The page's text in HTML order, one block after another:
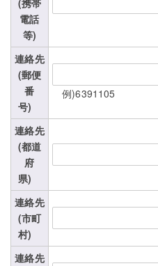
(携帯
電話
等)
連絡先
(郵便
番
号)
例)6391105
連絡先
(都道
府
県)
連絡先
(市町
村)
連絡先